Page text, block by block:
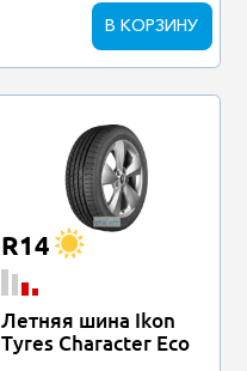
В КОРЗИНУ
R14
Летняя шина Ikon
Tyres Character Eco